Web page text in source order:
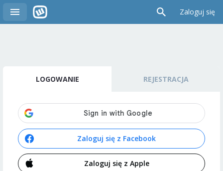
Zaloguj się
LOGOWANIE REJESTRACJA
Zaloguj się z Facebook
Zaloguj się z Apple